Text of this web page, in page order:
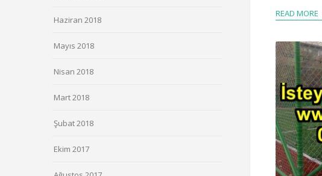
READ MORE
Haziran 2018
Mayıs 2018
Nisan 2018
Mart 2018
Şubat 2018
Ekim 2017